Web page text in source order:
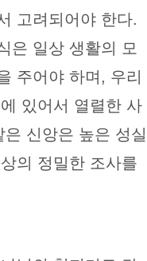
고려되어야 한다.
은 일상 생활의 모
주어야 하며, 우리
있어서 열렬한 사
신앙은 높은 성실
의 정밀한 조사를